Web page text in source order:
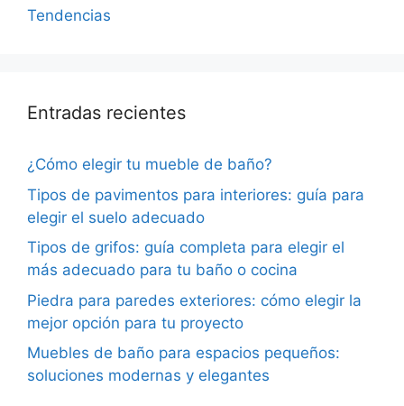
Tendencias
Entradas recientes
¿Cómo elegir tu mueble de baño?
Tipos de pavimentos para interiores: guía para
elegir el suelo adecuado
Tipos de grifos: guía completa para elegir el
más adecuado para tu baño o cocina
Piedra para paredes exteriores: cómo elegir la
mejor opción para tu proyecto
Muebles de baño para espacios pequeños:
soluciones modernas y elegantes